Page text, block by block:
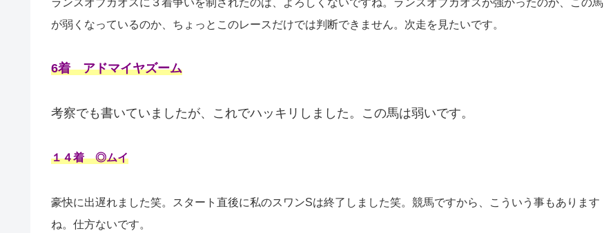
ランスオブカオスに３着争いを制されたのは、よろしくないですね。ランスオブカオスが強かったのか、この馬
が弱くなっているのか、ちょっとこのレースだけでは判断できません。次走を見たいです。
6着 アドマイヤズーム
考察でも書いていましたが、これでハッキリしました。この馬は弱いです。
１４着 ◎ムイ
豪快に出遅れました笑。スタート直後に私のスワンSは終了しました笑。競馬ですから、こういう事もあります
ね。仕方ないです。